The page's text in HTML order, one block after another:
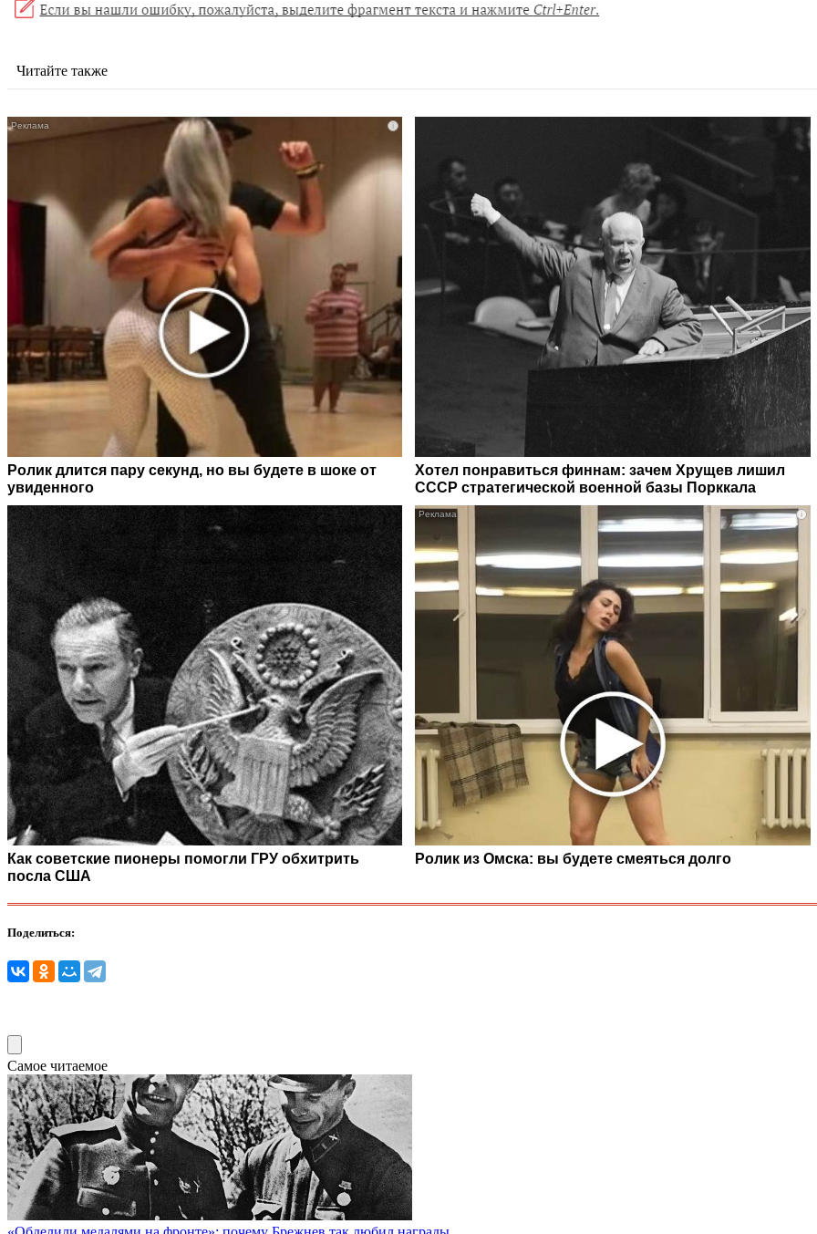
Читайте также
i
Ролик длится пару секунд, но вы будете в шоке от
увиденного
Хотел понравиться финнам: зачем Хрущев лишил
СССР стратегической военной базы Порккала
Как советские пионеры помогли ГРУ обхитрить
посла США
i
Ролик из Омска: вы будете смеяться долго
Поделиться:
Самое читаемое